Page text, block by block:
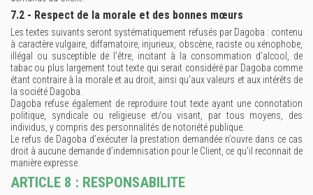
7.2 - Respect de la morale et des bonnes mœurs
Les textes suivants seront systématiquement refusés par Dagoba : contenu
à caractère vulgaire, diffamatoire, injurieux, obscène, raciste ou xénophobe,
illégal ou susceptible de l’être, incitant à la consommation d’alcool, de
tabac ou plus largement tout texte qui serait considéré par Dagoba comme
étant contraire à la morale et au droit, ainsi qu’aux valeurs et aux intérêts de
la société Dagoba.
Dagoba refuse également de reproduire tout texte ayant une connotation
politique, syndicale ou religieuse et/ou visant, par tous moyens, des
individus, y compris des personnalités de notoriété publique.
Le refus de Dagoba d’exécuter la prestation demandée n’ouvre dans ce cas
droit à aucune demande d’indemnisation pour le Client, ce qu’il reconnait de
manière expresse.
ARTICLE 8 : RESPONSABILITE